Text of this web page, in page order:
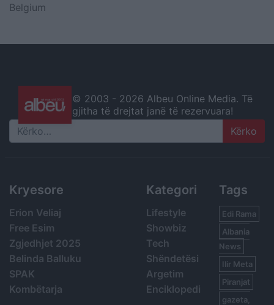
Belgium
© 2003 - 2026 Albeu Online Media. Të
gjitha të drejtat janë të rezervuara!
Search
Kryesore
Erion Veliaj
Free Esim
Zgjedhjet 2025
Belinda Balluku
SPAK
Kombëtarja
Kategori
Lifestyle
Showbiz
Tech
Shëndetësi
Argetim
Enciklopedi
Tags
Edi Rama
Albania
News
Ilir Meta
Piranjat
gazeta,